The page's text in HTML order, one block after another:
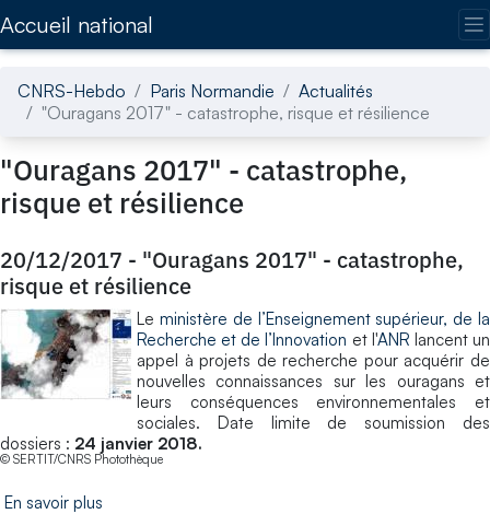
Accueil national
CNRS-Hebdo Paris Normandie
Actualités
"Ouragans 2017" - catastrophe, risque et résilience
"Ouragans 2017" - catastrophe,
risque et résilience
20/12/2017 - "Ouragans 2017" - catastrophe,
risque et résilience
Le ministère de l’Enseignement supérieur, de la
Recherche et de l’Innovation et l'ANR lancent un
appel à projets de recherche pour acquérir de
nouvelles connaissances sur les ouragans et
leurs conséquences environnementales et
sociales. Date limite de soumission des
dossiers : 24 janvier 2018.
© SERTIT/CNRS Photothèque
En savoir plus